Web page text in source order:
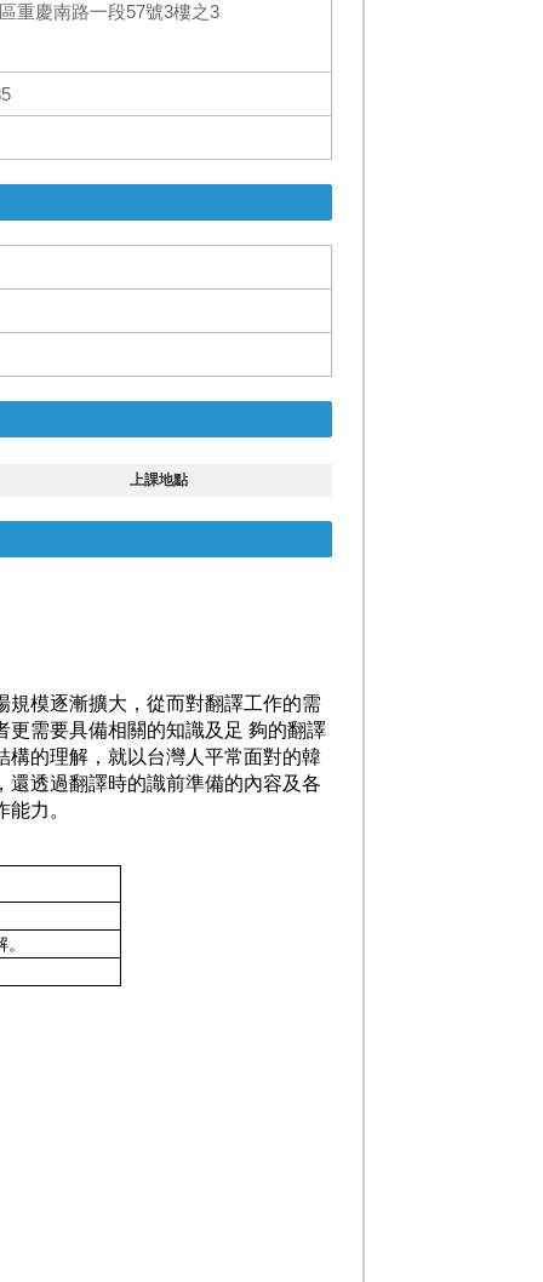
重慶南路一段57號3樓之3
上課地點
規模逐漸擴大，從而對翻譯工作的需
需要具備相關的知識及足 夠的翻譯
構的理解，就以台灣人平常面對的韓
透過翻譯時的識前準備的內容及各
力。